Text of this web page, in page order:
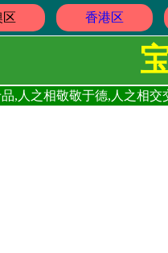
区 香港区
,人之相敬敬于德,人之相